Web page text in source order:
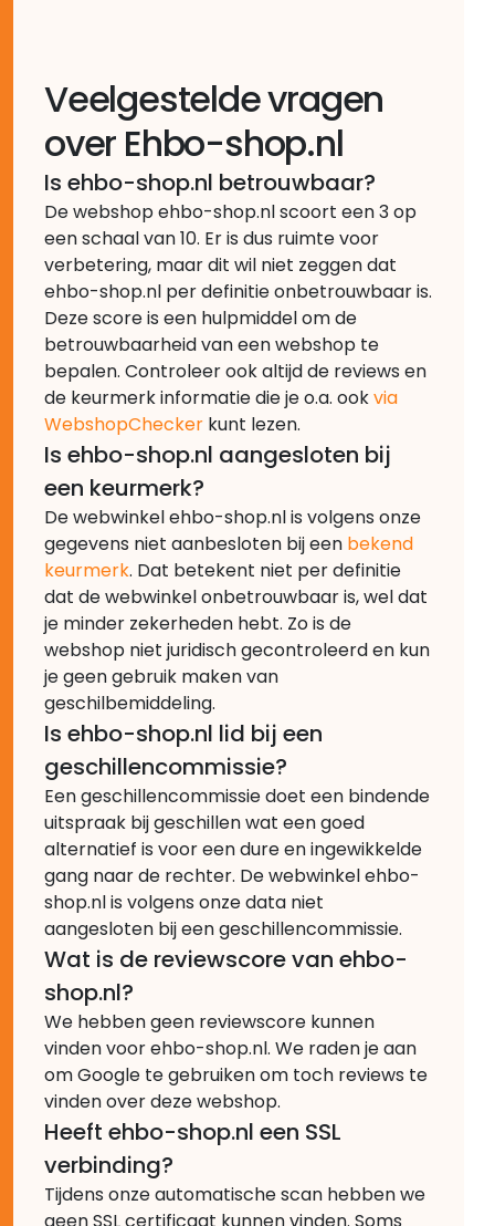
Veelgestelde vragen
over Ehbo-shop.nl
Is ehbo-shop.nl betrouwbaar?
De webshop ehbo-shop.nl scoort een 3 op
een schaal van 10. Er is dus ruimte voor
verbetering, maar dit wil niet zeggen dat
ehbo-shop.nl per definitie onbetrouwbaar is.
Deze score is een hulpmiddel om de
betrouwbaarheid van een webshop te
bepalen. Controleer ook altijd de reviews en
de keurmerk informatie die je o.a. ookvia
WebshopChecker kunt lezen.
Is ehbo-shop.nl aangesloten bij
een keurmerk?
De webwinkel ehbo-shop.nl is volgens onze
gegevens niet aanbesloten bij een bekend
keurmerk. Dat betekent niet per definitie
dat de webwinkel onbetrouwbaar is, wel dat
je minder zekerheden hebt. Zo is de
webshop niet juridisch gecontroleerd en kun
je geen gebruik maken van
geschilbemiddeling.
Is ehbo-shop.nl lid bij een
geschillencommissie?
Een geschillencommissie doet een bindende
uitspraak bij geschillen wat een goed
alternatief is voor een dure en ingewikkelde
gang naar de rechter. De webwinkel ehbo-
shop.nl is volgens onze data niet
aangesloten bij een geschillencommissie.
Wat is de reviewscore van ehbo-
shop.nl?
We hebben geen reviewscore kunnen
vinden voor ehbo-shop.nl. We raden je aan
om Google te gebruiken om toch reviews te
vinden over deze webshop.
Heeft ehbo-shop.nl een SSL
verbinding?
Tijdens onze automatische scan hebben we
geen SSL certificaat kunnen vinden. Soms